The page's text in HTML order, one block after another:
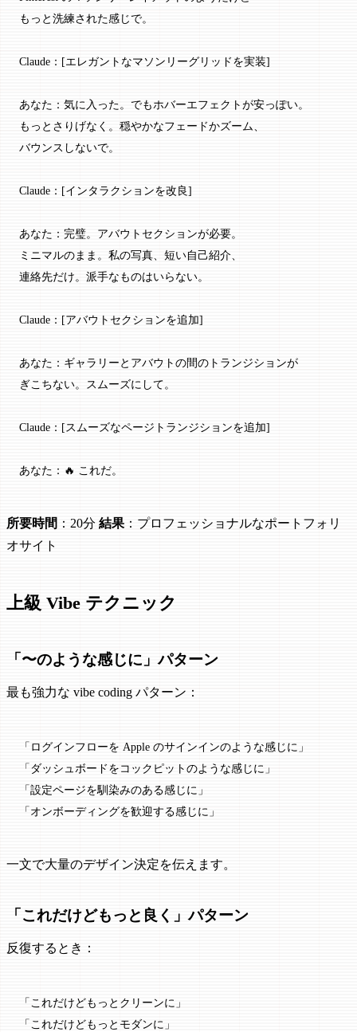
もっと洗練された感じで。
Claude：[エレガントなマソンリーグリッドを実装]
あなた：気に入った。でもホバーエフェクトが安っぽい。
もっとさりげなく。穏やかなフェードかズーム、
バウンスしないで。
Claude：[インタラクションを改良]
あなた：完璧。アバウトセクションが必要。
ミニマルのまま。私の写真、短い自己紹介、
連絡先だけ。派手なものはいらない。
Claude：[アバウトセクションを追加]
あなた：ギャラリーとアバウトの間のトランジションが
ぎこちない。スムーズにして。
Claude：[スムーズなページトランジションを追加]
あなた：🔥 これだ。
所要時間 ：20分 結果 ：プロフェッショナルなポートフォリ
オサイト
上級 Vibe テクニック
「〜のような感じに」パターン
最も強力な vibe coding パターン：
「ログインフローを Apple のサインインのような感じに」
「ダッシュボードをコックピットのような感じに」
「設定ページを馴染みのある感じに」
「オンボーディングを歓迎する感じに」
一文で大量のデザイン決定を伝えます。
「これだけどもっと良く」パターン
反復するとき：
「これだけどもっとクリーンに」
「これだけどもっとモダンに」